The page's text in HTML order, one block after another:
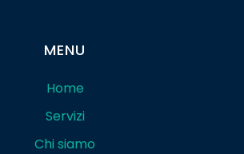
MENU
Home
Servizi
Chi siamo